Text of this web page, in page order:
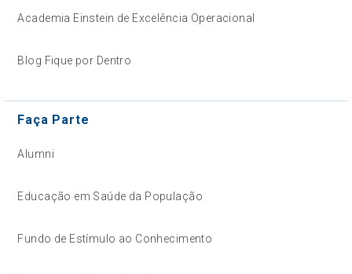
Academia Einstein de Excelência Operacional
Blog Fique por Dentro
Faça Parte
Alumni
Educação em Saúde da População
Fundo de Estímulo ao Conhecimento